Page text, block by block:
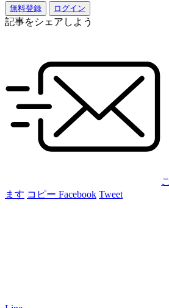
無料登録 ログイン
記事をシェアしよう
ます コピー Facebook Tweet